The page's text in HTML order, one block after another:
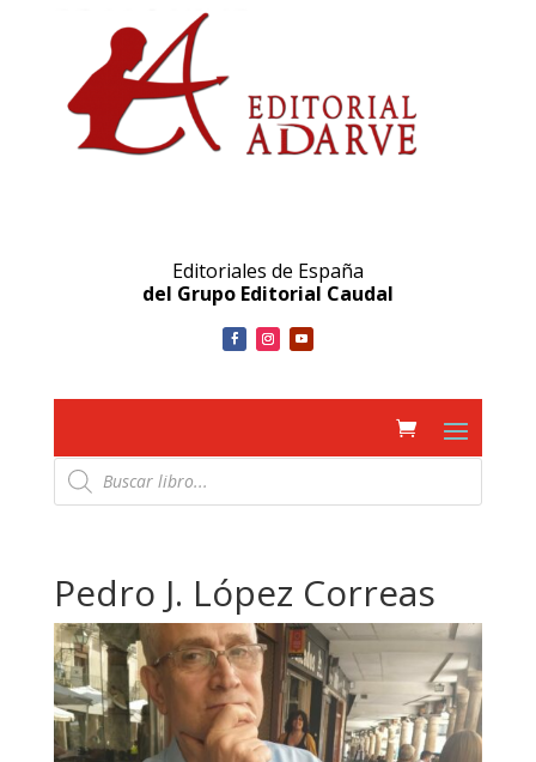
Editoriales de España
del Grupo Editorial Caudal
Pedro J. López Correas